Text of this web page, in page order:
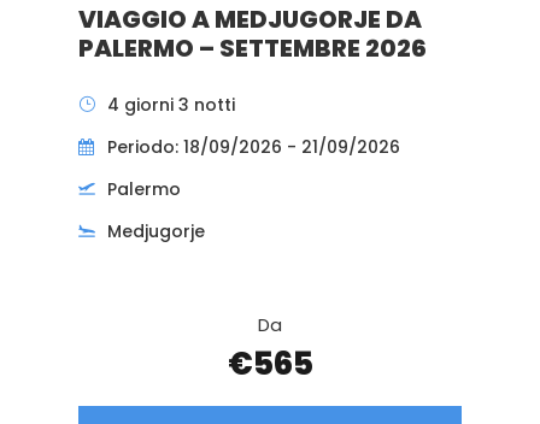
VIAGGIO A MEDJUGORJE DA
PALERMO – SETTEMBRE 2026
4 giorni 3 notti
Periodo: 18/09/2026 - 21/09/2026
Palermo
Medjugorje
Da
€565